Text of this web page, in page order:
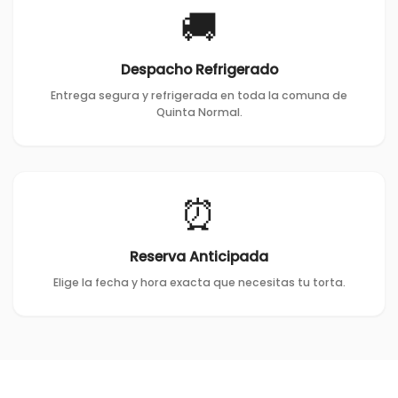
🚚
Despacho Refrigerado
Entrega segura y refrigerada en toda la comuna de
Quinta Normal.
⏰
Reserva Anticipada
Elige la fecha y hora exacta que necesitas tu torta.